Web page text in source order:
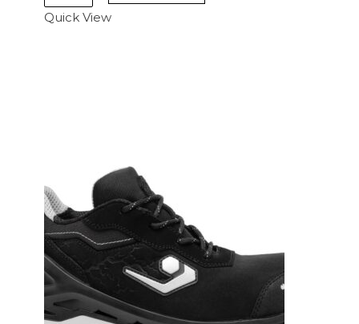
Meta
S3L
Quick View